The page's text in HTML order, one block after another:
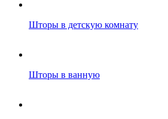
Шторы в детскую комнату
Шторы в ванную